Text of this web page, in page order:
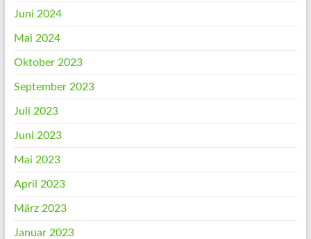
Juni 2024
Mai 2024
Oktober 2023
September 2023
Juli 2023
Juni 2023
Mai 2023
April 2023
März 2023
Januar 2023